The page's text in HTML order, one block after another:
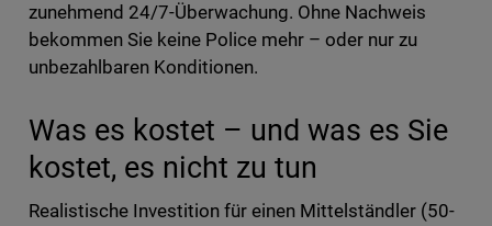
zunehmend 24/7-Überwachung. Ohne Nachweis
bekommen Sie keine Police mehr – oder nur zu
unbezahlbaren Konditionen.
Was es kostet – und was es Sie
kostet, es nicht zu tun
Realistische Investition für einen Mittelständler (50-